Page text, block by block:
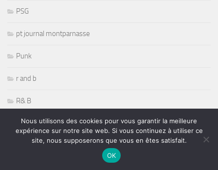
PSG
pt journal montparnasse
Punk
r and b
R& B
radio
Randy Savage
Nous utilisons des cookies pour vous garantir la meilleure
expérience sur notre site web. Si vous continuez à utiliser ce
site, nous supposerons que vous en êtes satisfait.
OK